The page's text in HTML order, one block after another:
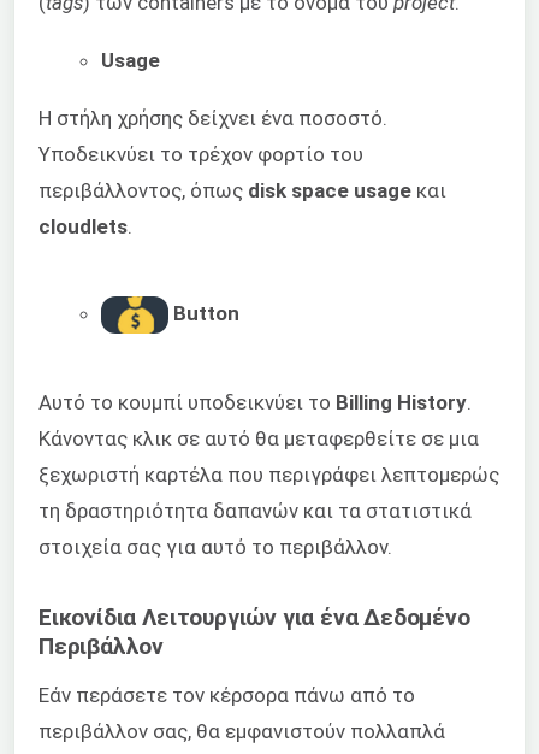
Usage
Η στήλη χρήσης δείχνει ένα ποσοστό.
Υποδεικνύει το τρέχον φορτίο του
περιβάλλοντος, όπως disk space usage και
cloudlets.
Button
Αυτό το κουμπί υποδεικνύει το Billing History.
Κάνοντας κλικ σε αυτό θα μεταφερθείτε σε μια
ξεχωριστή καρτέλα που περιγράφει λεπτομερώς
τη δραστηριότητα δαπανών και τα στατιστικά
στοιχεία σας για αυτό το περιβάλλον.
Εικονίδια Λειτουργιών για ένα Δεδομένο
Περιβάλλον
Εάν περάσετε τον κέρσορα πάνω από το
περιβάλλον σας, θα εμφανιστούν πολλαπλά